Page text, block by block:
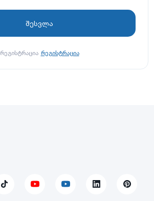
რეგისტრაცია რეგისტრაცია